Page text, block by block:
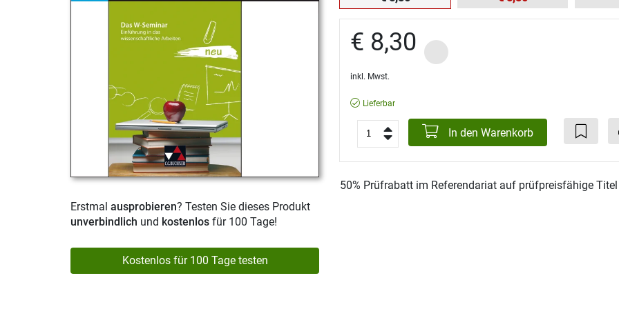
Erstmal ausprobieren? Testen Sie dieses Produkt
unverbindlich und kostenlos für 100 Tage!
Kostenlos für 100 Tage testen
€ 8,30
inkl. Mwst.
Lieferbar
In den Warenkorb
50% Prüfrabatt im Referendariat auf prüfpreisfähige